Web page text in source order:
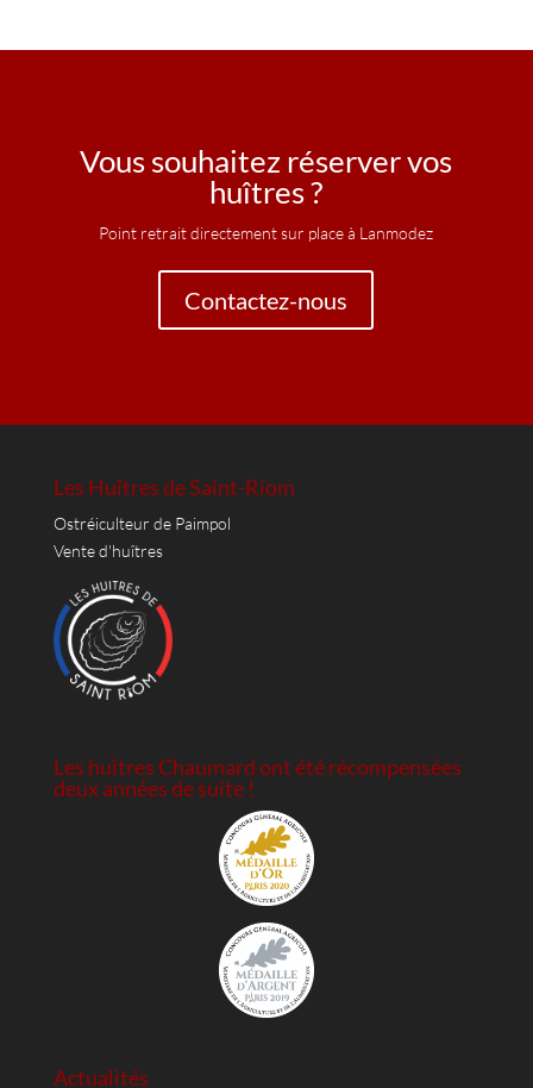
Vous souhaitez réserver vos
huîtres ?
Point retrait directement sur place à Lanmodez
Contactez-nous
Les Huîtres de Saint-Riom
Ostréiculteur de Paimpol
Vente d'huîtres
Les huîtres Chaumard ont été récompensées
deux années de suite !
Actualités